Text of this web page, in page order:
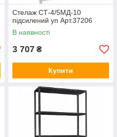
Стелаж СТ-4/5МД-10
підсилений уп Арт.37206
В наявності
3 707 ₴
Купити